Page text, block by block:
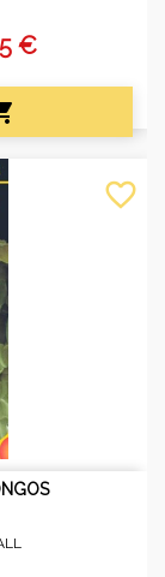
€
favorite_border